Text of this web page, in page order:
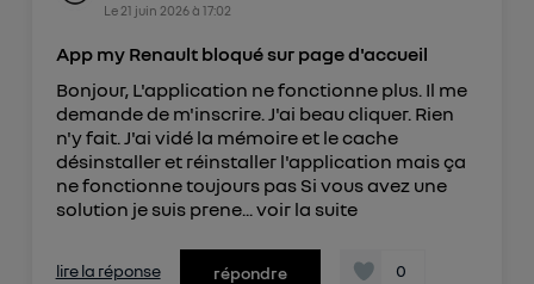
Le 21 juin 2026à 17:02
App my Renault bloqué sur page d'accueil
Bonjour, L'application ne fonctionne plus. Il me
demande de m'inscrire. J'ai beau cliquer. Rien
n'y fait. J'ai vidé la mémoire et le cache
désinstaller et réinstaller l'application mais ça
ne fonctionne toujours pas Si vous avez une
solution je suis prene... voir la suite
lire la réponse répondre 0